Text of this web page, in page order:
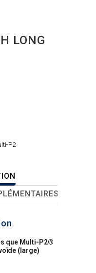
LONG
P2
que Multi-P2®
(large)